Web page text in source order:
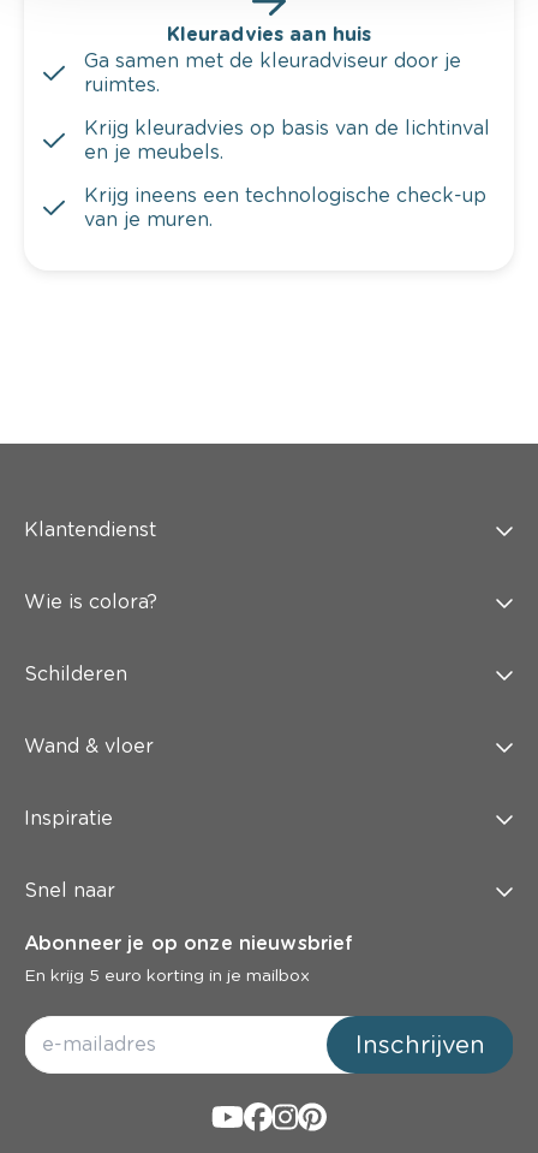
Kleuradvies aan huis
Ga samen met de kleuradviseur door je
ruimtes.
Krijg kleuradvies op basis van de lichtinval
en je meubels.
Krijg ineens een technologische check-up
van je muren.
Klantendienst
Wie is colora?
Schilderen
Wand & vloer
Inspiratie
Snel naar
Abonneer je op onze nieuwsbrief
En krijg 5 euro korting in je mailbox
Inschrijven